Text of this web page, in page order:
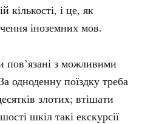
кількості, і це, як
іноземних мов.
пов’язані з можливими
одноденну поїздку треба
злотих; втішати
шкіл такі екскурсії